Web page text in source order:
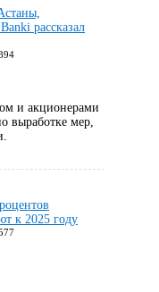
рассказал
и акционерами
выработке мер,
к 2025 году